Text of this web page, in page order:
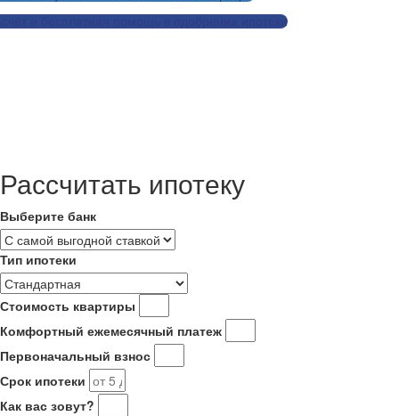
и бесплатная помощь в одобрении ипотеки
Рассчитать ипотеку
Выберите банк
Тип ипотеки
Стоимость квартиры
Комфортный ежемесячный платеж
Первоначальный взнос
Срок ипотеки
Как вас зовут?